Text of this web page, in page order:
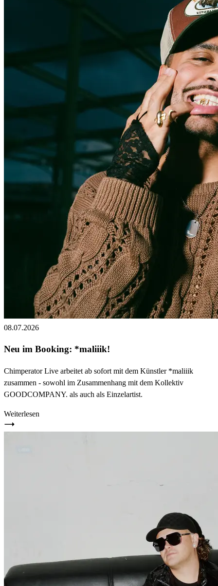
08.07.2026
Neu im Booking: *maliiik!
Chimperator Live arbeitet ab sofort mit dem Künstler *maliiik
zusammen - sowohl im Zusammenhang mit dem Kollektiv
GOODCOMPANY. als auch als Einzelartist.
Weiterlesen